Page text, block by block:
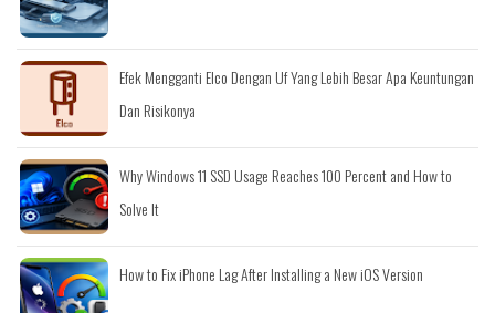
Efek Mengganti Elco Dengan Uf Yang Lebih Besar Apa Keuntungan
Dan Risikonya
Why Windows 11 SSD Usage Reaches 100 Percent and How to
Solve It
How to Fix iPhone Lag After Installing a New iOS Version